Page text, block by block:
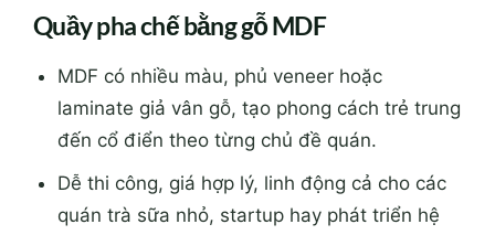
Quầy pha chế bằng gỗ MDF
MDF có nhiều màu, phủ veneer hoặc
laminate giả vân gỗ, tạo phong cách trẻ trung
đến cổ điển theo từng chủ đề quán.
Dễ thi công, giá hợp lý, linh động cả cho các
quán trà sữa nhỏ, startup hay phát triển hệ